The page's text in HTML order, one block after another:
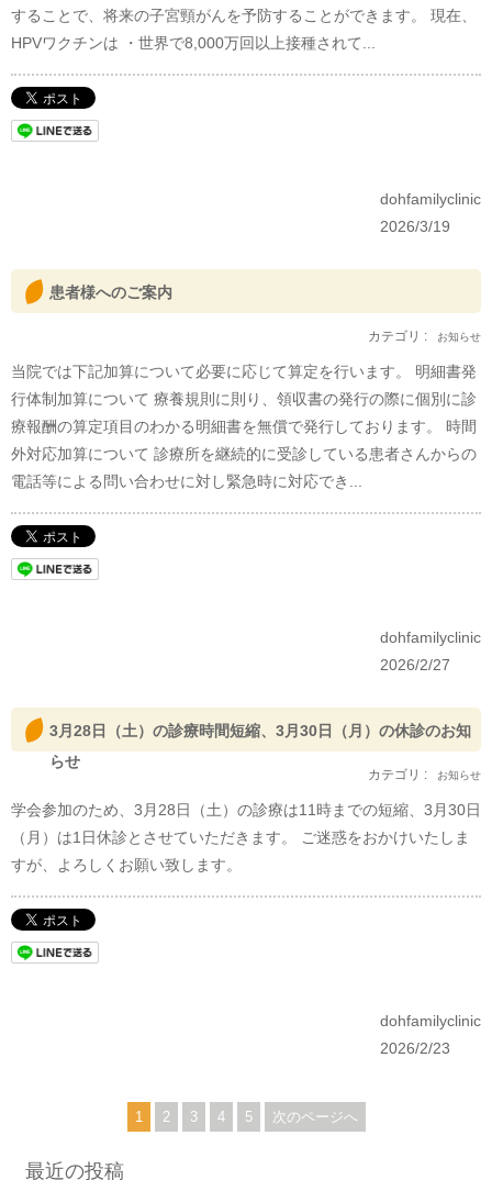
することで、将来の子宮頸がんを予防することができます。 現在、
HPVワクチンは ・世界で8,000万回以上接種されて...
dohfamilyclinic
2026/3/19
患者様へのご案内
カテゴリ : お知らせ
当院では下記加算について必要に応じて算定を行います。 明細書発
行体制加算について 療養規則に則り、領収書の発行の際に個別に診
療報酬の算定項目のわかる明細書を無償で発行しております。 時間
外対応加算について 診療所を継続的に受診している患者さんからの
電話等による問い合わせに対し緊急時に対応でき...
dohfamilyclinic
2026/2/27
3月28日（土）の診療時間短縮、3月30日（月）の休診のお知
らせ
カテゴリ : お知らせ
学会参加のため、3月28日（土）の診療は11時までの短縮、3月30日
（月）は1日休診とさせていただきます。 ご迷惑をおかけいたしま
すが、よろしくお願い致します。
dohfamilyclinic
2026/2/23
1 2 3 4 5 次のページへ
最近の投稿